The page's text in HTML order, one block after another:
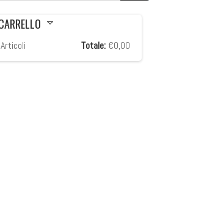
Articoli Totale: €0,00